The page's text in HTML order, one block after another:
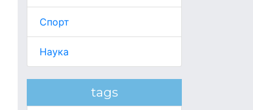
Спорт
Наука
tags